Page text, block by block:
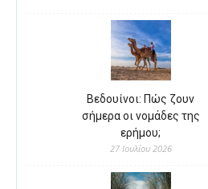
Βεδουίνοι: Πώς ζουν
σήμερα οι νομάδες της
ερήμου;
27 Ιουλίου 2026